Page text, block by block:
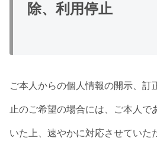
除、利用停止
ご本人からの個人情報の開示、訂
止のご希望の場合には、ご本人で
いた上、速やかに対応させていた